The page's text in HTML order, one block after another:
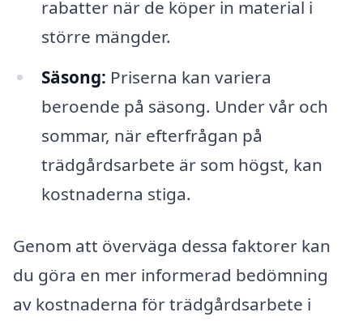
rabatter när de köper in material i
större mängder.
Säsong: Priserna kan variera
beroende på säsong. Under vår och
sommar, när efterfrågan på
trädgårdsarbete är som högst, kan
kostnaderna stiga.
Genom att överväga dessa faktorer kan
du göra en mer informerad bedömning
av kostnaderna för trädgårdsarbete i